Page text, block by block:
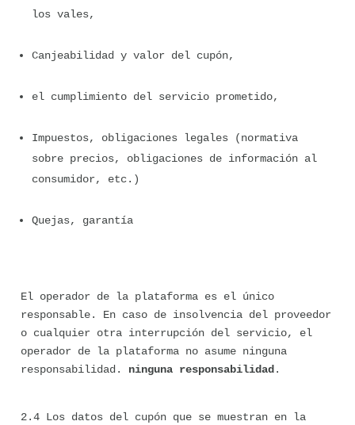
los vales,
Canjeabilidad y valor del cupón,
el cumplimiento del servicio prometido,
Impuestos, obligaciones legales (normativa
sobre precios, obligaciones de información al
consumidor, etc.)
Quejas, garantía
El operador de la plataforma es el único
responsable. En caso de insolvencia del proveedor
o cualquier otra interrupción del servicio, el
operador de la plataforma no asume ninguna
responsabilidad. ninguna responsabilidad .
2.4 Los datos del cupón que se muestran en la